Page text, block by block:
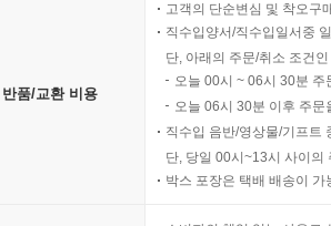
반품/교환 비용
고객의 단순변심 및 착오구
직수입양서/직수입일서중
단, 아래의 주문/취소 조건
오늘 00시 ~ 06시 30분
오늘 06시 30분 이후 주
직수입 음반/영상물/기프트
단, 당일 00시~13시 사이의
박스 포장은 택배 배송이